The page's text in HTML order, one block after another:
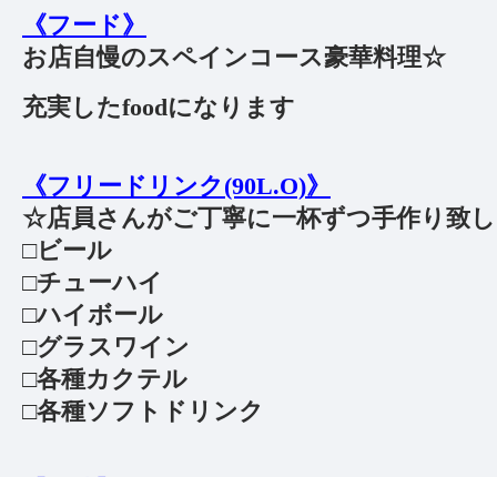
《フード》
お店自慢のスペインコース豪華料理☆
充実したfoodになります
《フリードリンク(90L.O)》
☆店員さんがご丁寧に一杯ずつ手作り致
□ビール
□チューハイ
□ハイボール
□グラスワイン
□各種カクテル
□各種ソフトドリンク